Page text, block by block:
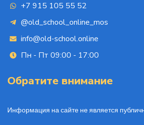
+7 915 105 55 52
@old_school_online_mos
info@old-school.online
Пн - Пт 09:00 - 17:00
Обратите внимание
Информация на сайте не является